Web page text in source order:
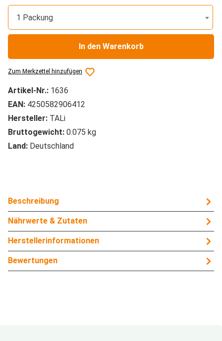
1 Packung
In den Warenkorb
Zum Merkzettel hinzufügen
Artikel-Nr.: 1636
EAN: 4250582906412
Hersteller: TALi
Bruttogewicht: 0.075 kg
Land: Deutschland
Beschreibung
Nährwerte & Zutaten
Herstellerinformationen
Bewertungen